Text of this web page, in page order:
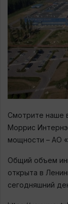
Смотрите наше
Моррис
мощности – АО
Общий объем
открыта в
сегодняшний